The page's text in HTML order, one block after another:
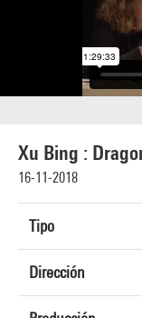
Xu Bing :
16-11-2018
Tipo
Dirección